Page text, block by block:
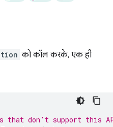
को कॉल करके, एक ही
that don't support this